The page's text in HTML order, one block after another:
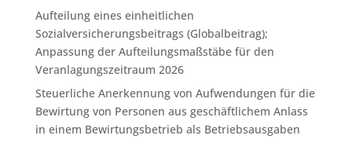
Aufteilung eines einheitlichen
Sozialversicherungsbeitrags (Globalbeitrag);
Anpassung der Aufteilungsmaßstäbe für den
Veranlagungszeitraum 2026
Steuerliche Anerkennung von Aufwendungen für die
Bewirtung von Personen aus geschäftlichem Anlass
in einem Bewirtungsbetrieb als Betriebsausgaben